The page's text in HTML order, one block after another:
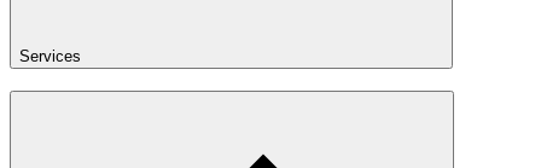
Services